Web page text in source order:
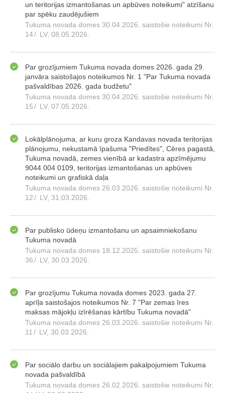
un teritorijas izmantošanas un apbūves noteikumi" atzīšanu
par spēku zaudējušiem
Tukuma novada domes 30.04.2026. saistošie noteikumi Nr.
14/ LV, 08.05.2026.
Par grozījumiem Tukuma novada domes 2026. gada 29.
janvāra saistošajos noteikumos Nr. 1 "Par Tukuma novada
pašvaldības 2026. gada budžetu"
Tukuma novada domes 30.04.2026. saistošie noteikumi Nr.
15/ LV, 07.05.2026.
Lokālplānojuma, ar kuru groza Kandavas novada teritorijas
plānojumu, nekustamā īpašuma "Priedītes", Cēres pagastā,
Tukuma novadā, zemes vienībā ar kadastra apzīmējumu
9044 004 0109, teritorijas izmantošanas un apbūves
noteikumi un grafiskā daļa
Tukuma novada domes 26.03.2026. saistošie noteikumi Nr.
12/ LV, 31.03.2026.
Par publisko ūdeņu izmantošanu un apsaimniekošanu
Tukuma novadā
Tukuma novada domes 18.12.2025. saistošie noteikumi Nr.
36/ LV, 30.03.2026.
Par grozījumu Tukuma novada domes 2023. gada 27.
aprīļa saistošajos noteikumos Nr. 7 "Par zemas īres
maksas mājokļu izīrēšanas kārtību Tukuma novadā"
Tukuma novada domes 26.03.2026. saistošie noteikumi Nr.
11 / LV, 30.03.2026.
Par sociālo darbu un sociālajiem pakalpojumiem Tukuma
novada pašvaldībā
Tukuma novada domes 26.02.2026. saistošie noteikumi Nr.